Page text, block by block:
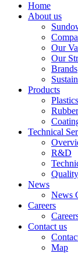
Home
About us
Our
Our
Brands
Products
Technical
R&D
Quality
News
News
Careers
Contact us
Map